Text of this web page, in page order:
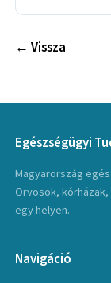
← Vissza
Egészségügyi
Magyarország
Orvosok,
egy helyen.
Navigáció